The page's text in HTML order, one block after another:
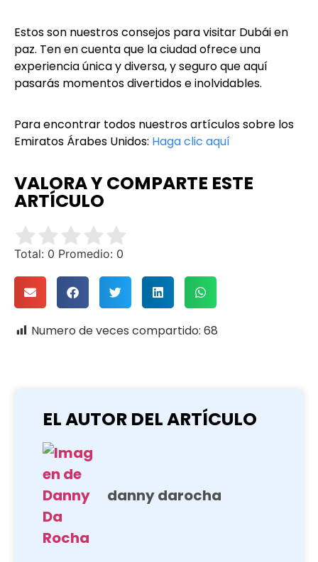
Estos son nuestros consejos para visitar Dubái en
paz. Ten en cuenta que la ciudad ofrece una
experiencia única y diversa, y seguro que aquí
pasarás momentos divertidos e inolvidables.
Para encontrar todos nuestros artículos sobre los
Emiratos Árabes Unidos: Haga clic aquí
VALORA Y COMPARTE ESTE
ARTÍCULO
Total: 0 Promedio: 0
Numero de veces compartido: 68
EL AUTOR DEL ARTÍCULO
danny darocha